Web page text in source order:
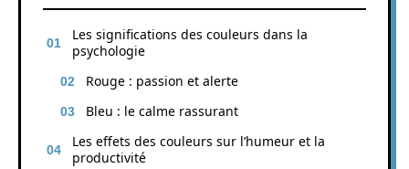
Les significations des couleurs dans la
psychologie
Rouge : passion et alerte
Bleu : le calme rassurant
Les effets des couleurs sur l’humeur et la
productivité